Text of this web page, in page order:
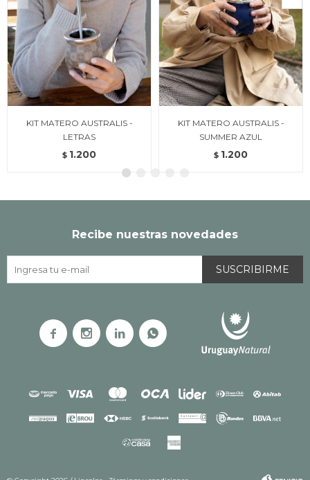
KIT MATERO AUSTRALIS -
LETRAS
$ 1.200
KIT MATERO AUSTRALIS -
SUMMER AZUL
$ 1.200
Recibe nuestras novedades
SUSCRIBIRME
   